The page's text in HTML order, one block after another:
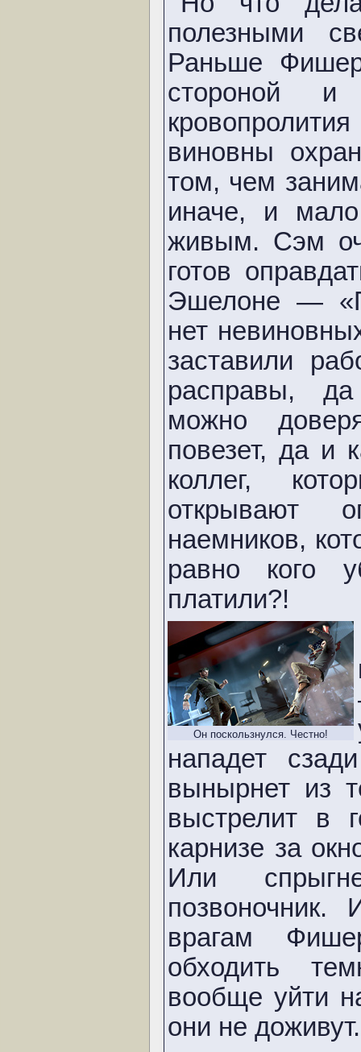
полезными
Раньше
стороной и
виновны
том, чем
иначе, и мало
живым. Сэм
готов
Эшелоне —
нет
заставили
расправы,
можно
повезет, да и
коллег,
открывают
наемников,
равно кого
платили?!
Он поскользнулся. Честно!
нападет
вынырнет из
выстрелит в
карнизе за
Или
врагам
обходить
вообще уйти
они не доживут.